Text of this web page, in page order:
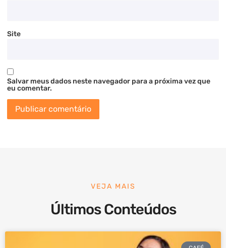
Site
Salvar meus dados neste navegador para a próxima vez que
eu comentar.
VEJA MAIS
Últimos Conteúdos